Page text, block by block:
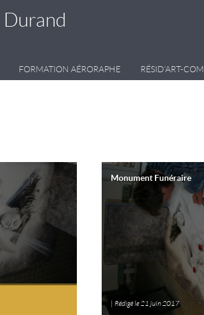
FORMATION AÉRORAPHE RÉSID’ART-COM
Monument Funéraire
Rédigé le 21 juin 2017